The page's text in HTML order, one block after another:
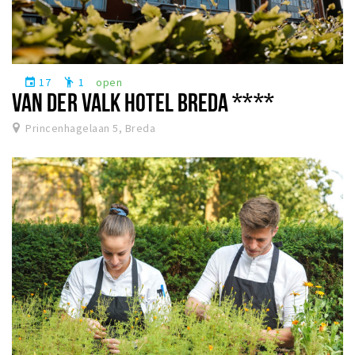
event 17 emoji_people 1 open
VAN DER VALK HOTEL BREDA ****
Princenhagelaan 5, Breda